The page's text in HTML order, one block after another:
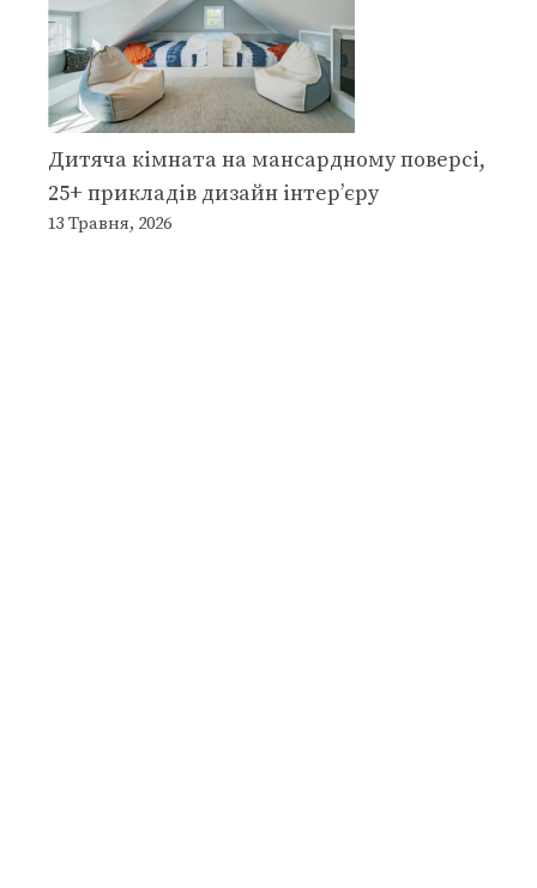
Дитяча кімната на мансардному поверсі,
25+ прикладів дизайн інтер’єру
13 Травня, 2026